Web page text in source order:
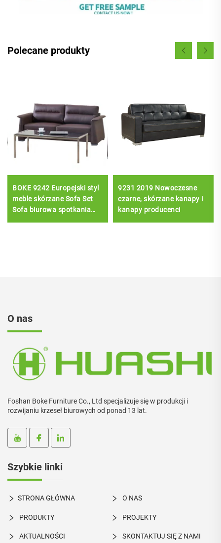
Polecane produkty
BOKE 9242 Europejski styl
meble skórzane Sofa Set
Sofa biurowa spotkania
9231 2019 Nowoczesne
czarne, skórzane kanapy i
kanapy producenci
O nas
Foshan Boke Furniture Co., Ltd specjalizuje się w produkcji i
rozwijaniu krzeseł biurowych od ponad 13 lat.
Szybkie linki
STRONA GŁÓWNA O NAS
PRODUKTY PROJEKTY
AKTUALNOŚCI SKONTAKTUJ SIĘ Z NAMI